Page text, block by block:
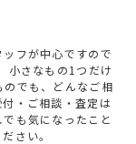
フが中心ですので
小さなもの1つだけ
でも、どんなご相
・ご相談・査定は
も気になったこと
さい。